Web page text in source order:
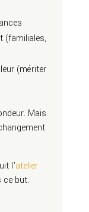
(familiales,
(mériter
Mais
l’atelier
ce but.